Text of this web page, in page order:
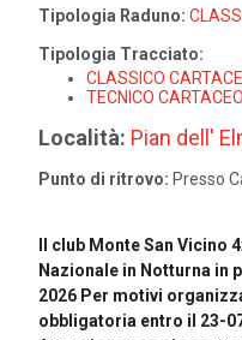
Tipologia Raduno:
Tipologia Tracciato:
CLASSICO
TECNICO CARTACEO
Località: Pian dell'
Punto di ritrovo: Presso
Il club Monte San Vicino
Nazionale in Notturna in
2026 Per motivi
obbligatoria entro il 23-